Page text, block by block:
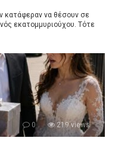
κατάφεραν να θέσουν σε
εκατομμυριούχου. Τότε
0 219 views